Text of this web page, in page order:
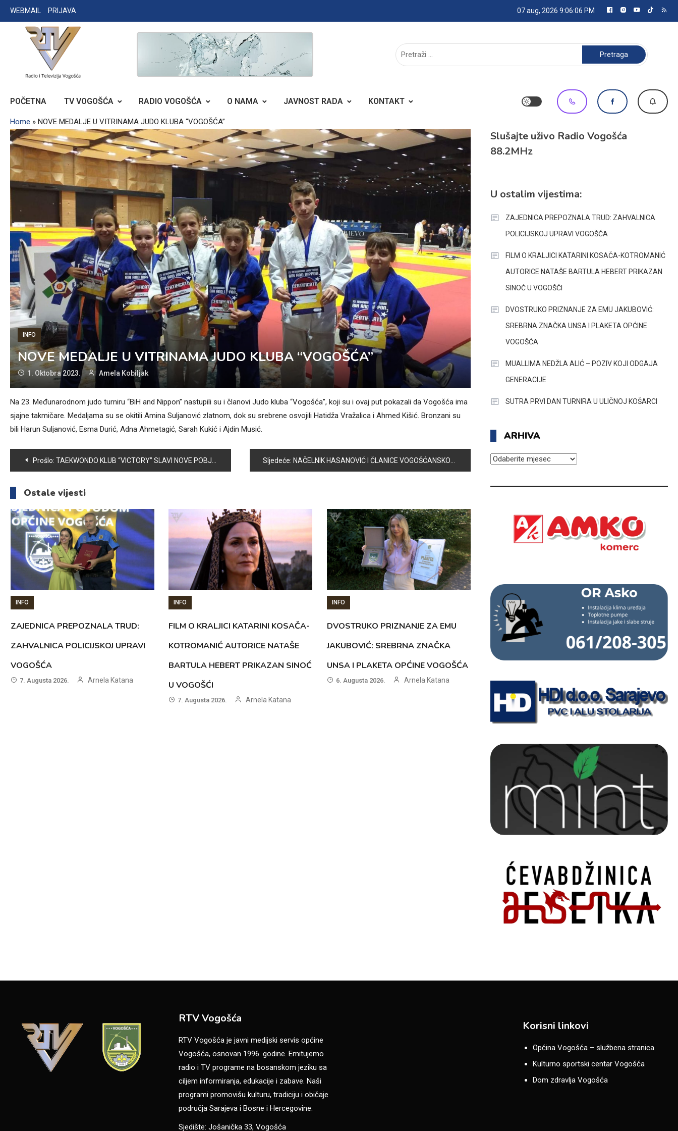
Skip
to
WEBMAIL PRIJAVA 07 aug, 2026 9:06:07 PM
RADIO TELEVIZIJA VOGOŠĆA
Pretraga:
POČETNA TV VOGOŠĆA RADIO VOGOŠĆA O NAMA JAVNOST RADA KONTAKT
Home » NOVE MEDALJE U VITRINAMA JUDO KLUBA “VOGOŠĆA”
INFO
NOVE MEDALJE U VITRINAMA JUDO KLUBA “VOGOŠĆA”
1. Oktobra 2023. Amela Kobiljak
Na 23. Međunarodnom judo turniru “BiH and Nippon” nastupili su i članovi Judo kluba “Vogošća”, koji su i ovaj put pokazali da Vogošća ima
sjajne takmičare. Medaljama su se okitili Amina Suljanović zlatnom, dok su srebrene osvojili Hatidža Vražalica i Ahmed Kišić. Bronzani su
bili Harun Suljanović, Esma Durić, Adna Ahmetagić, Sarah Kukić i Ajdin Musić.
Navigacija
članaka
Prošlo: TAEKWONDO KLUB “VICTORY” SLAVI NOVE POBJEDE Sljedeće: NAČELNIK HASANOVIĆ I ČLANICE VOGOŠĆANSKOG SAHANA PODRŽALI “RACE FOR THE CURE”
Ostale vijesti
INFO
ZAJEDNICA PREPOZNALA TRUD:
ZAHVALNICA POLICIJSKOJ UPRAVI
VOGOŠĆA
7. Augusta 2026. Arnela Katana
INFO
FILM O KRALJICI KATARINI KOSAČA-
KOTROMANIĆ AUTORICE NATAŠE
BARTULA HEBERT PRIKAZAN SINOĆ
U VOGOŠĆI
7. Augusta 2026. Arnela Katana
INFO
DVOSTRUKO PRIZNANJE ZA EMU
JAKUBOVIĆ: SREBRNA ZNAČKA
UNSA I PLAKETA OPĆINE VOGOŠĆA
6. Augusta 2026. Arnela Katana
Slušajte uživo Radio Vogošća
88.2MHz
U ostalim vijestima:
ZAJEDNICA PREPOZNALA TRUD: ZAHVALNICA
POLICIJSKOJ UPRAVI VOGOŠĆA
FILM O KRALJICI KATARINI KOSAČA-KOTROMANIĆ
AUTORICE NATAŠE BARTULA HEBERT PRIKAZAN
SINOĆ U VOGOŠĆI
DVOSTRUKO PRIZNANJE ZA EMU JAKUBOVIĆ:
SREBRNA ZNAČKA UNSA I PLAKETA OPĆINE
VOGOŠĆA
MUALLIMA NEDŽLA ALIĆ – POZIV KOJI ODGAJA
GENERACIJE
SUTRA PRVI DAN TURNIRA U ULIČNOJ KOŠARCI
ARHIVA
ARHIVA
RTV Vogošća
RTV Vogošća je javni medijski servis općine
Vogošća, osnovan 1996. godine. Emitujemo
radio i TV programe na bosanskom jeziku sa
ciljem informiranja, edukacije i zabave. Naši
programi promovišu kulturu, tradiciju i običaje
područja Sarajeva i Bosne i Hercegovine.
Sjedište: Jošanička 33, Vogošća
Korisni linkovi
Općina Vogošća – službena stranica
Kulturno sportski centar Vogošća
Dom zdravlja Vogošća